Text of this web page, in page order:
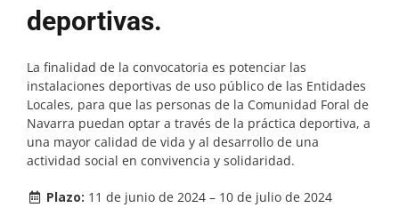
deportivas.
La finalidad de la convocatoria es potenciar las
instalaciones deportivas de uso público de las Entidades
Locales, para que las personas de la Comunidad Foral de
Navarra puedan optar a través de la práctica deportiva, a
una mayor calidad de vida y al desarrollo de una
actividad social en convivencia y solidaridad.
Plazo: 11 de junio de2024 – 10 de julio de 2024